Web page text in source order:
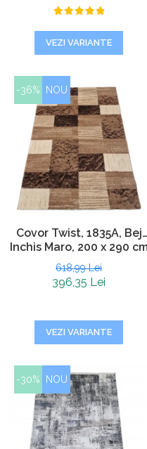
VEZI VARIANTE
-36% NOU
Covor Twist, 1835A, Bej
Inchis Maro, 200 x 290
618,99 Lei
396,35 Lei
VEZI VARIANTE
-30% NOU